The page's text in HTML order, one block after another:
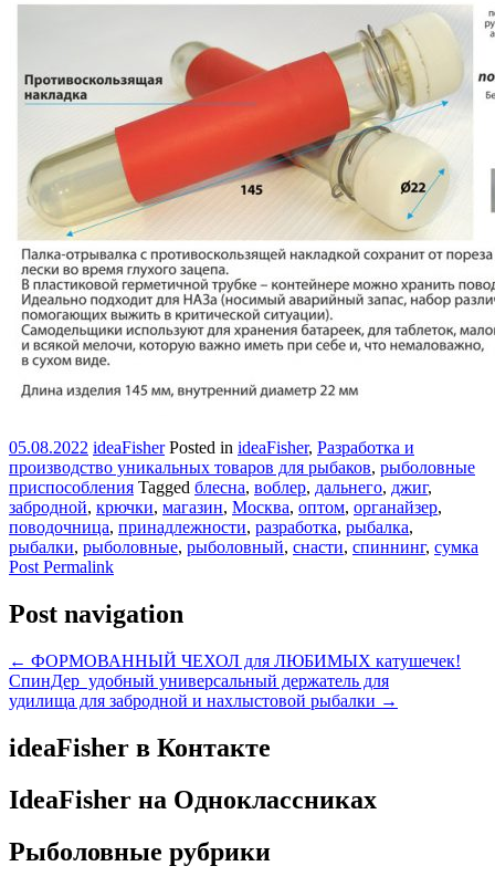
05.08.2022 ideaFisher Posted in ideaFisher, Разработка и
производство уникальных товаров для рыбаков, рыболовные
приспособления Tagged блесна, воблер, дальнего, джиг,
забродной, крючки, магазин, Москва, оптом, органайзер,
поводочница, принадлежности, разработка, рыбалка,
рыбалки, рыболовные, рыболовный, снасти, спиннинг, сумка
Post Permalink
Post navigation
← ФОРМОВАННЫЙ ЧЕХОЛ для ЛЮБИМЫХ катушечек!
СпинДер удобный универсальный держатель для
удилища для забродной и нахлыстовой рыбалки →
ideaFisher в Контакте
IdeaFisher на Одноклассниках
Рыболовные рубрики